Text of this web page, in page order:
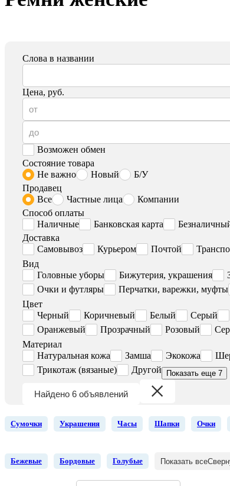
Слова в названии
Цена, руб.
Возможен обмен
Состояние товара
Не важно
Новый
Б/У
Продавец
Все
Частные лица
Компании
Способ оплаты
Наличные
Банковская карта
Доставка
Самовывоз
Курьером Почтой
Вид
Головные уборы
Бижутерия, украшения
Очки и футляры
Перчатки, варежки, муфты
Цвет
Черный
Коричневый Белый Серый
Оранжевый
Прозрачный Розовый
Материал
Натуральная кожа
Замша Экокожа
Трикотаж (вязаные)
Другой Показать еще 7
Найдено 6 объявлений
Сумочки Украшения Часы Шапки Очки
Бежевые Бордовые Голубые Показать все